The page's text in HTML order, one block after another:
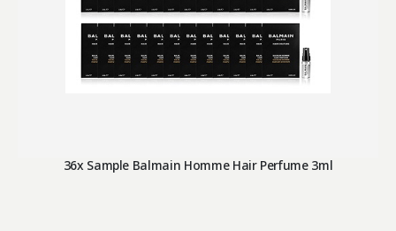
36x Sample Balmain Homme Hair Perfume 3ml